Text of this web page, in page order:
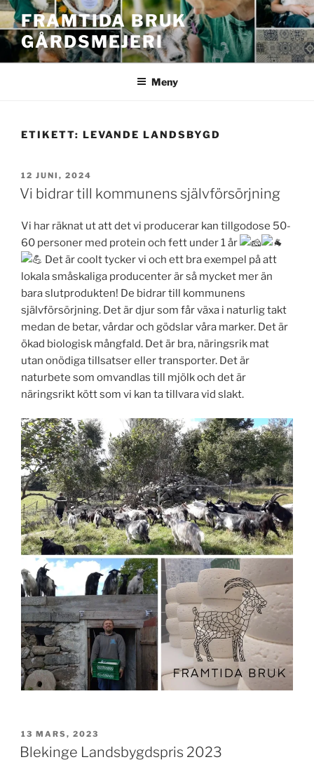
Hoppa
till
innehåll
FRAMTIDA BRUK
GÅRDSMEJERI
Meny
ETIKETT: LEVANDE LANDSBYGD
PUBLICERAT
12 JUNI, 2024
Vi bidrar till kommunens självförsörjning
Vi har räknat ut att det vi producerar kan tillgodose 50-
60 personer med protein och fett under 1 år
Det är coolt tycker vi och ett bra exempel på att
lokala småskaliga producenter är så mycket mer än
bara slutprodukten! De bidrar till kommunens
självförsörjning. Det är djur som får växa i naturlig takt
medan de betar, vårdar och gödslar våra marker. Det är
ökad biologisk mångfald. Det är bra, näringsrik mat
utan onödiga tillsatser eller transporter. Det är
naturbete som omvandlas till mjölk och det är
näringsrikt kött som vi kan ta tillvara vid slakt.
PUBLICERAT
13 MARS, 2023
Blekinge Landsbygdspris 2023